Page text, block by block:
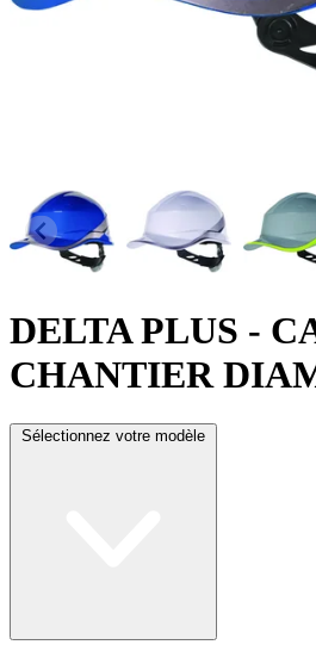
DELTA PLUS -
CHANTIER
Sélectionnez votre modèle